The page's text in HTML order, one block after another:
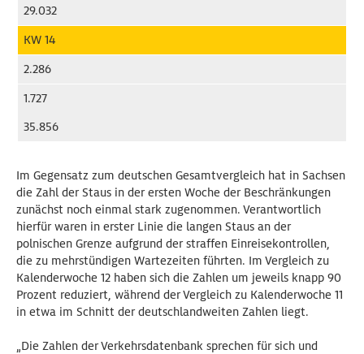
29.032
KW 14
2.286
1.727
35.856
Im Gegensatz zum deutschen Gesamtvergleich hat in Sachsen
die Zahl der Staus in der ersten Woche der Beschränkungen
zunächst noch einmal stark zugenommen. Verantwortlich
hierfür waren in erster Linie die langen Staus an der
polnischen Grenze aufgrund der straffen Einreisekontrollen,
die zu mehrstündigen Wartezeiten führten. Im Vergleich zu
Kalenderwoche 12 haben sich die Zahlen um jeweils knapp 90
Prozent reduziert, während der Vergleich zu Kalenderwoche 11
in etwa im Schnitt der deutschlandweiten Zahlen liegt.
„Die Zahlen der Verkehrsdatenbank sprechen für sich und